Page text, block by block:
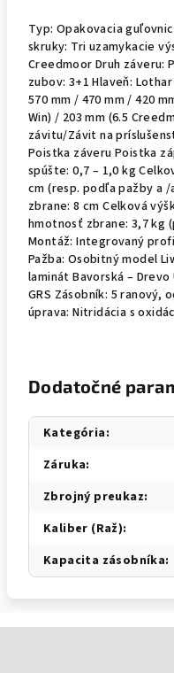
Typ: Opakovacia
skruky: Tri uzamykacie
Creedmoor Druh záveru:
zubov: 3+1 Hlaveň:
570 mm / 470 mm / 420
Win) / 203 mm (6.5
závitu/Závit na
Poistka záveru Poistka
spúšte: 0,7 – 1,0 kg
cm (resp. podľa pažby a
zbrane: 8 cm Celková
hmotnosť zbrane: 3,7 kg
Montáž: Integrovaný
Pažba: Osobitný model
laminát Bavorská –
GRS Zásobník: 5
úprava: Nitridácia s
Dodatočné
Kategória:
Záruka:
Zbrojný preukaz:
Kaliber (Raž):
Kapacita zásobníka: